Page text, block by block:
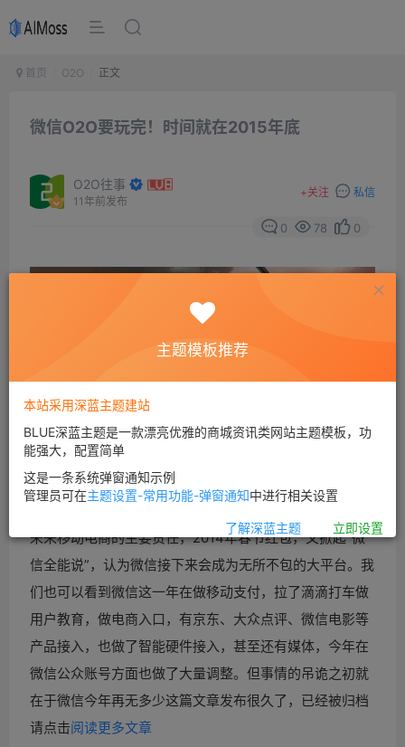
首页 O2O 正文
微信O2O要玩完！时间就在2015年底
O2O往事
11年前发布
+关注 私信
0 78 0
未来移动电商的主要责任，2014年春节红包，又掀起“微
信全能说”，认为微信接下来会成为无所不包的大平台。我
们也可以看到微信这一年在做移动支付，拉了滴滴打车做
用户教育，做电商入口，有京东、大众点评、微信电影等
产品接入，也做了智能硬件接入，甚至还有媒体，今年在
微信公众账号方面也做了大量调整。但事情的吊诡之初就
在于微信今年再无多少这篇文章发布很久了，已经被归档
请点击阅读更多文章
主题模板推荐
本站采用深蓝主题建站
BLUE深蓝主题是一款漂亮优雅的商城资讯类网站主题模板，功
能强大，配置简单
这是一条系统弹窗通知示例
管理员可在主题设置-常用功能-弹窗通知中进行相关设置
了解深蓝主题 立即设置